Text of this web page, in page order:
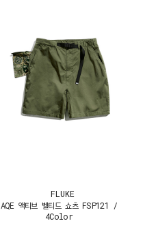
FLUKE
AQE 액티브 벨티드 쇼츠 FSP121 /
4Color